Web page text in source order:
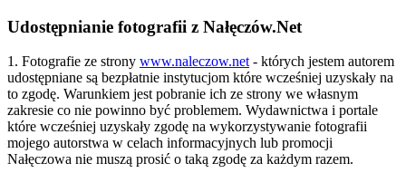
Udostępnianie fotografii z Nałęczów.Net
1. Fotografie ze strony www.naleczow.net- których jestem autorem
udostępniane są bezpłatnie instytucjom które wcześniej uzyskały na
to zgodę. Warunkiem jest pobranie ich ze strony we własnym
zakresie co nie powinno być problemem. Wydawnictwa i portale
które wcześniej uzyskały zgodę na wykorzystywanie fotografii
mojego autorstwa w celach informacyjnych lub promocji
Nałęczowa nie muszą prosić o taką zgodę za każdym razem.